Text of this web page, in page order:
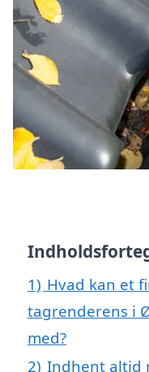
1) Hvad kan et
tagrenderens i
med?
2) Indhent altid